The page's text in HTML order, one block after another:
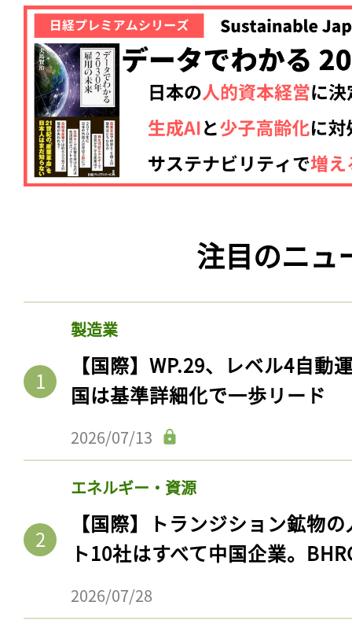
注目のニュ
製造業
【国際】WP.29、レベル4自動
国は基準詳細化で一歩リード
2026/07/13
エネルギー・資源
【国際】トランジション鉱物
ト10社はすべて中国企業。
2026/07/28